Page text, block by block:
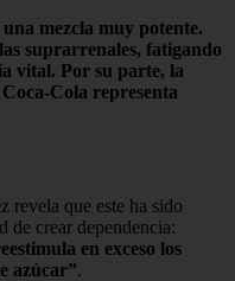
una mezcla muy potente.
suprarrenales, fatigando
vital. Por su parte, la
Cola representa
revela que este ha sido
de crear dependencia:
en exceso los
azúcar”.